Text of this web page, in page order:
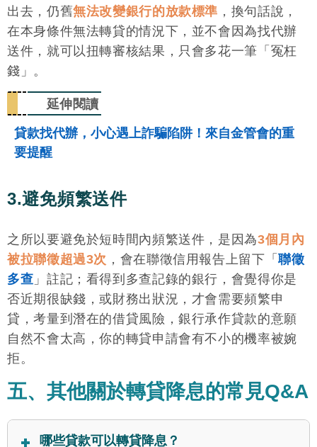
出去，仍舊無法改變銀行的放款標準 ，換句話說，
在本身條件無法轉貸的情況下，並不會因為找代辦
送件，就可以扭轉審核結果，只會多花一筆「冤枉
錢」。
延伸閱讀
貸款找代辦，小心遇上詐騙陷阱！來自金管會的重
要提醒
3.避免頻繁送件
之所以要避免於短時間內頻繁送件，是因為3個月內
被拉聯徵超過3次 ，會在聯徵信用報告上留下「聯徵
多查 」註記；看得到多查記錄的銀行，會覺得你是
否近期很缺錢，或財務出狀況，才會需要頻繁申
貸，考量到潛在的借貸風險，銀行承作貸款的意願
自然不會太高，你的轉貸申請會有不小的機率被婉
拒。
五、其他關於轉貸降息的常見Q&A
哪些貸款可以轉貸降息？